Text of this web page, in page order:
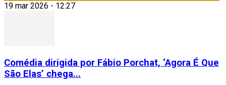
19 mar 2026 - 12:27
Comédia dirigida por Fábio Porchat, ‘Agora É Que
São Elas’ chega...